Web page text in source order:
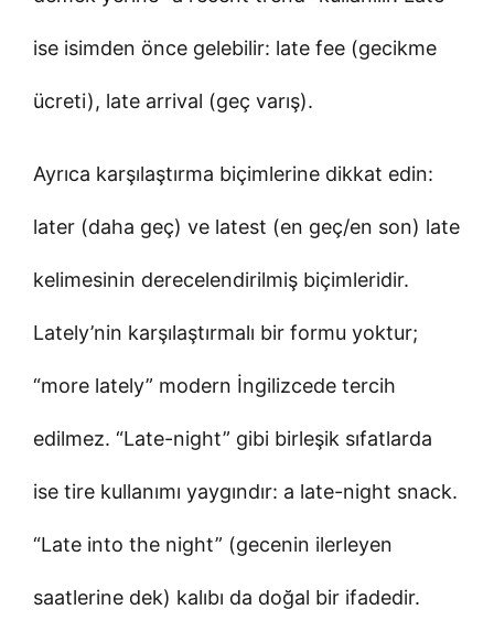
ise isimden önce gelebilir: late fee (gecikme
ücreti), late arrival (geç varış).
Ayrıca karşılaştırma biçimlerine dikkat edin:
later (daha geç) ve latest (en geç/en son) late
kelimesinin derecelendirilmiş biçimleridir.
Lately’nin karşılaştırmalı bir formu yoktur;
“more lately” modern İngilizcede tercih
edilmez. “Late-night” gibi birleşik sıfatlarda
ise tire kullanımı yaygındır: a late-night snack.
“Late into the night” (gecenin ilerleyen
saatlerine dek) kalıbı da doğal bir ifadedir.